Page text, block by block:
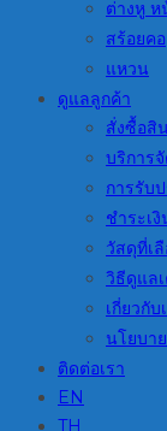
ต่างหู ห
สร้อยคอ
แหวน
ดูแลลูกค้า
สั่งซื้อสิ
บริการ
การรับ
ชำระเงิ
วัสดุที่เ
วิธีดูแล
เกี่ยวกับ
นโยบา
ติดต่อเรา
EN
TH